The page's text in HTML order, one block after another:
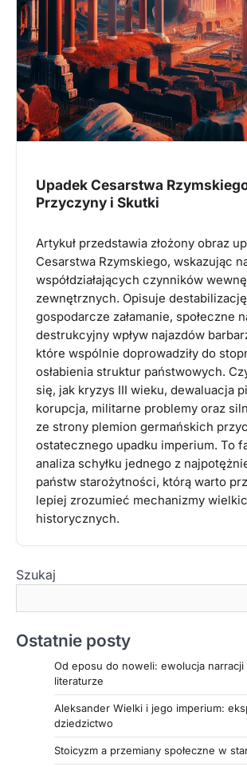
Upadek Cesarstwa
Przyczyny i Skutki
Artykuł przedstawia złożony obraz
Cesarstwa Rzymskiego, wskazując
współdziałających czynników
zewnętrznych. Opisuje
gospodarcze załamanie, społeczne
destrukcyjny wpływ najazdów
które wspólnie doprowadziły do
osłabienia struktur państwowych.
się, jak kryzys III wieku, dewaluacja
korupcja, militarne problemy oraz
ze strony plemion germańskich
ostatecznego upadku imperium. To
analiza schyłku jednego z
państw starożytności, którą warto
lepiej zrozumieć mechanizmy
historycznych.
Szukaj
Ostatnie posty
Od eposu do noweli: ewolucja
literaturze
Aleksander Wielki i jego imperium:
dziedzictwo
Stoicyzm a przemiany społeczne w